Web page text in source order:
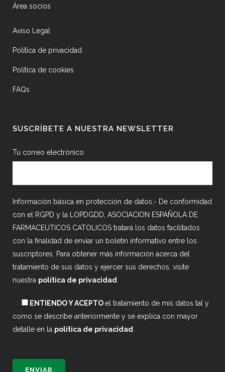
Área socios
Aviso Legal
Política de privacidad
Política de cookies
FAQs
SUSCRÍBETE A NUESTRA NEWSLETTER
Tu correo electrónico
Información básica en protección de datos.- De conformidad
con el RGPD y la LOPDGDD, ASOCIACION ESPAÑOLA DE
FARMACEUTICOS CATOLICOS tratará los datos facilitados
con la finalidad de enviar un boletín informativo entre los
suscriptores. Para obtener más información acerca del
tratamiento de sus datos y ejercer sus derechos, visite
nuestra política de privacidad
ENTIENDO Y ACEPTOel tratamiento de mis datos tal y
como se describe anteriormente y se explica con mayor
detalle en la política de privacidad